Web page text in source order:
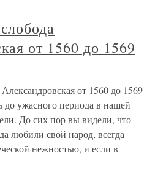
от 1560 до 1569
от 1560 до 1569
ужасного периода в нашей
До сих пор вы видели, что
любили свой народ, всегда
нежностью, и если в